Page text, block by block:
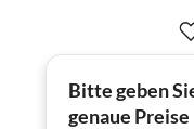
Bitte geben
genaue Preise